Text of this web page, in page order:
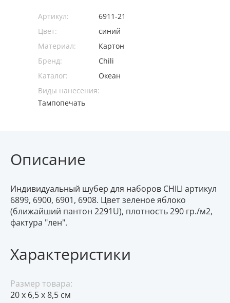
Артикул:
6911-21
Цвет:
синий
Материал:
Картон
Бренд:
Chili
Каталог:
Океан
Виды нанесения:
Тампопечать
Описание
Индивидуальный шубер для наборов CHILI артикул
6899, 6900, 6901, 6908. Цвет зеленое яблоко
(ближайший пантон 2291U), плотность 290 гр./м2,
фактура "лен".
Характеристики
Размер товара:
20 х 6,5 х 8,5 см